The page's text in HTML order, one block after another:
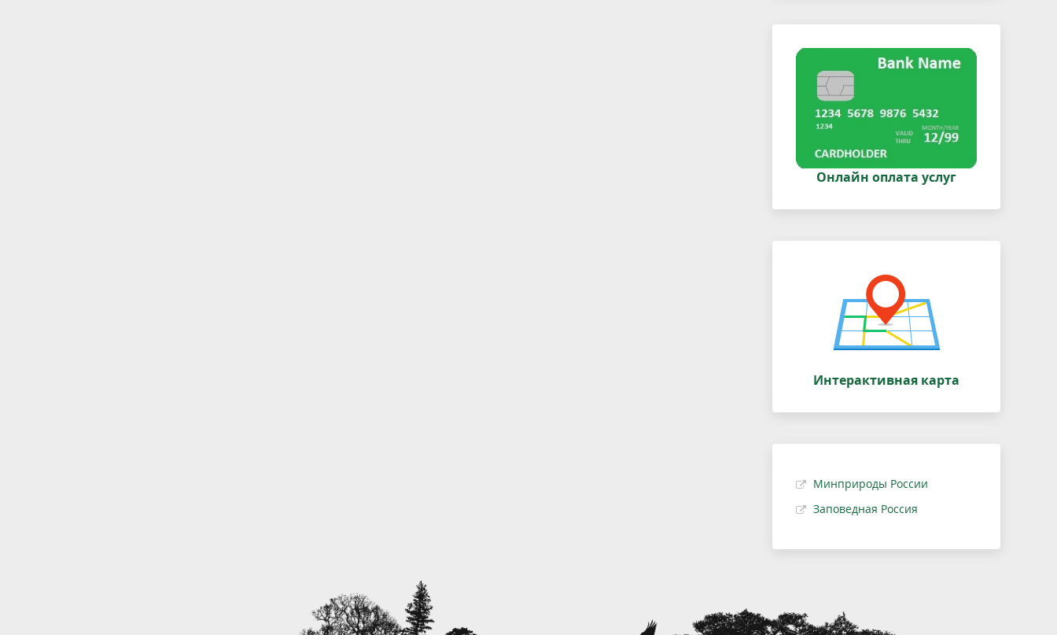
Онлайн оплата услуг
Интерактивная карта
Минприроды России
Заповедная Россия